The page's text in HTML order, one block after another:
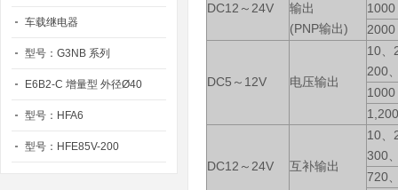
车载继电器
型号：G3NB 系列
E6B2-C 增量型 外径Ø40
型号：HFA6
型号：HFE85V-200
DC12～24V
输出
(PNP输出)
1000
2000
DC5～12V 电压输出
10、
200
1000
DC12～24V 互补输出
10、
300
720